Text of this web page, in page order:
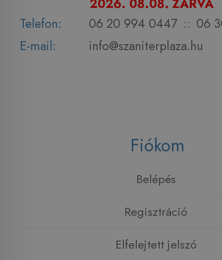
2026. 08.08. ZÁRVA
Telefon:
06 20 994 0447 :: 06
E-mail:
info@szaniterplaza.hu
Fiókom
Belépés
Regisztráció
Elfelejtett jelszó